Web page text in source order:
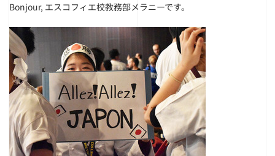
Bonjour, エスコフィエ校教務部メラニーです。